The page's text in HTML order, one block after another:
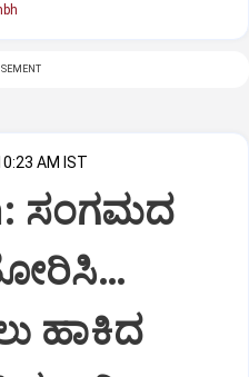
AM IST
ಸಂಗಮದ
ಹಾಕಿದ